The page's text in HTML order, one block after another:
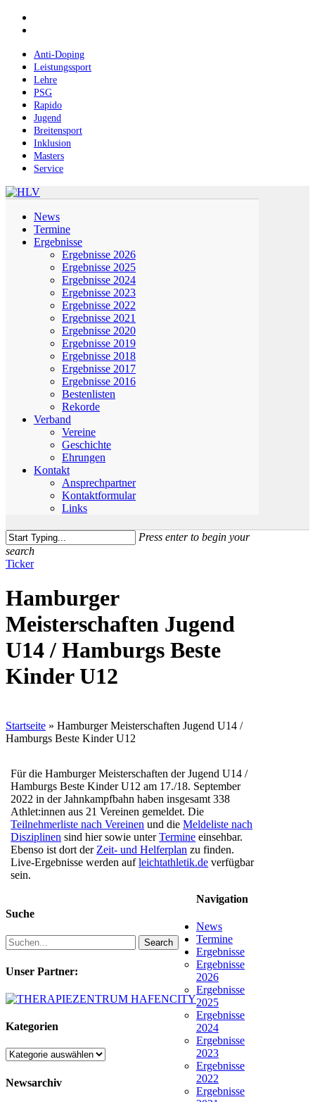
Skip
contentAnti-Doping
Leistungssport
Lehre
PSG
Rapido
Jugend
Breitensport
Inklusion
Masters
Service
News
Termine
Ergebnisse
Ergebnisse 2026
Ergebnisse 2025
Ergebnisse 2024
Ergebnisse 2023
Ergebnisse 2022
Ergebnisse 2021
Ergebnisse 2020
Ergebnisse 2019
Ergebnisse 2018
Ergebnisse 2017
Ergebnisse 2016
Bestenlisten
Rekorde
Verband
Vereine
Geschichte
Ehrungen
Kontakt
Ansprechpartner
Kontaktformular
Links
Press enter to begin your
search
Close
Ticker
Hamburger
Meisterschaften Jugend
U14 / Hamburgs Beste
Kinder U12
Startseite » Hamburger Meisterschaften Jugend U14 /
Hamburgs Beste Kinder U12
Für die Hamburger Meisterschaften der Jugend U14 /
Hamburgs Beste Kinder U12 am 17./18. September
2022 in der Jahnkampfbahn haben insgesamt 338
Athlet:innen aus 21 Vereinen gemeldet. Die
Teilnehmerliste nach Vereinen und dieMeldeliste nach
Disziplinen sind hier sowie unterTermine einsehbar.
Ebenso ist dort der Zeit- und Helferplan zu finden.
Live-Ergebnisse werden aufleichtathletik.de verfügbar
sein.
Suche
Search
Unser Partner:
Kategorien
Kategorien
Newsarchiv
Navigation
News
Termine
Ergebnisse
Ergebnisse
2026
Ergebnisse
2025
Ergebnisse
2024
Ergebnisse
2023
Ergebnisse
2022
Ergebnisse